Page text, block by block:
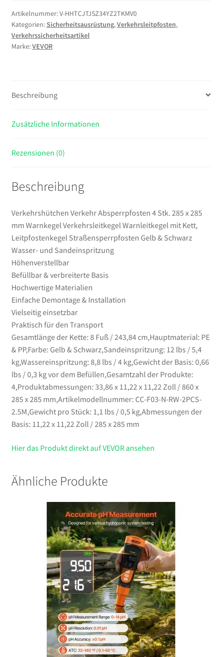
4
Stk.
285
x
Verkehrsleitkegel
mit
Leitpfostenkegel
&
Wasser-
und
Sandeinspritzung
Menge
Artikelnummer:V-HHTCJTJSZ34YZ2TKMV0
Kategorien:Sicherheitsausrüstung,Verkehrsleitpfosten,
Verkehrssicherheitsartikel
Marke:VEVOR
Beschreibung
Zusätzliche Informationen
Rezensionen (0)
Beschreibung
Verkehrshütchen Verkehr Absperrpfosten 4 Stk. 285 x 285
mm Warnkegel Verkehrsleitkegel Warnleitkegel mit Kett,
Leitpfostenkegel Straßensperrpfosten Gelb & Schwarz
Wasser- und Sandeinspritzung
Höhenverstellbar
Befüllbar & verbreiterte Basis
Hochwertige Materialien
Einfache Demontage & Installation
Vielseitig einsetzbar
Praktisch für den Transport
Gesamtlänge der Kette: 8 Fuß / 243,84 cm,Hauptmaterial: PE
& PP,Farbe: Gelb & Schwarz,Sandeinspritzung: 12 lbs / 5,4
kg,Wassereinspritzung: 8,8 lbs / 4 kg,Gewicht der Basis: 0,66
lbs / 0,3 kg vor dem Befüllen,Gesamtzahl der Produkte:
4,Produktabmessungen: 33,86 x 11,22 x 11,22 Zoll / 860 x
285 x 285 mm,Artikelmodellnummer: CC-F03-N-RW-2PCS-
2.5M,Gewicht pro Stück: 1,1 lbs / 0,5 kg,Abmessungen der
Basis: 11,22 x 11,22 Zoll / 285 x 285 mm
Hier das Produkt direkt auf VEVOR ansehen
Ähnliche Produkte